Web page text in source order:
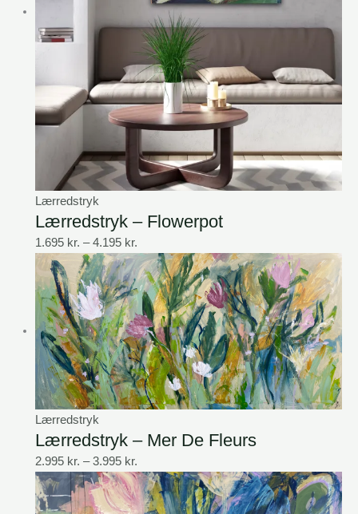
Lærredstryk
Lærredstryk – Flowerpot
1.695 kr. – 4.195 kr.
Lærredstryk
Lærredstryk – Mer De Fleurs
2.995 kr. – 3.995 kr.